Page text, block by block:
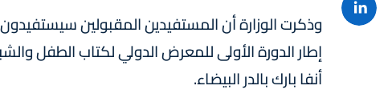
وذكرت الوزارة أن المستفيدين المقبولين
أنفا بارك بالدر البيضاء.